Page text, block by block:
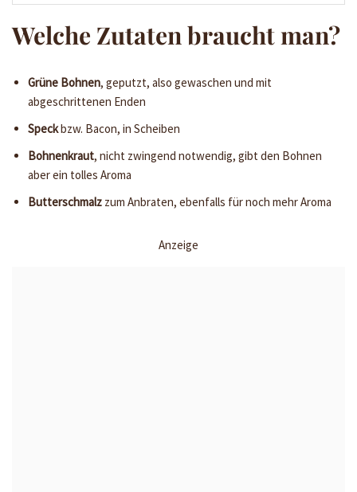
Welche Zutaten braucht man?
Grüne Bohnen, geputzt, also gewaschen und mit
abgeschrittenen Enden
Speckbzw. Bacon, in Scheiben
Bohnenkraut, nicht zwingend notwendig, gibt den Bohnen
aber ein tolles Aroma
Butterschmalz zum Anbraten, ebenfalls für noch mehr Aroma
Anzeige